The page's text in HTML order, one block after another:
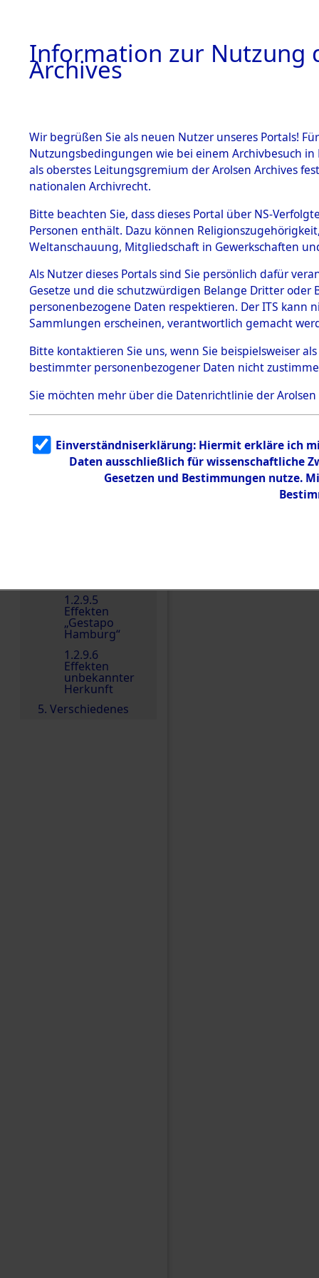
BESTÄNDE
1.
Inhaftierungsdoku
mente
1.2.9 Beim ITS
Effekten
1.2.9.1
Effekten aus
dem KZ
Dachau
Dokument
e
1.2.9.2
Effekten aus
dem KZ
Landesentsch
ädigungsamt
1.2.9.5
Effekten
„Gestapo
Hamburg“
1.2.9.6
Effekten
unbekannter
Herkunft
5. Verschiedenes
0005
Einen Kommentar
Information zur Nutzung
Archives
Wir begrüßen Sie als neuen Nutzer unseres Portals!
Nutzungsbedingungen wie bei einem Archivbesuch
als oberstes Leitungsgremium der Arolsen Archives
nationalen Archivrecht.
Bitte beachten Sie, dass dieses Portal über NS-
Personen enthält. Dazu können
Weltanschauung, Mitgliedschaft in Gewerkschaften
Als Nutzer dieses Portals sind Sie persönlich dafür
Gesetze und die schutzwürdigen Belange Dritter
personenbezogene Daten respektieren. Der ITS
Sammlungen erscheinen, verantwortlich gemacht
Bitte kontaktieren Sie uns, wenn Sie beispielsweiser
bestimmter personenbezogener Daten nicht
Sie möchten mehr über die Datenrichtlinie der Arolsen
Einverständniserklärung: Hiermit erkläre ich
Daten ausschließlich für wissenschaftliche
Gesetzen und Bestimmungen nutze.